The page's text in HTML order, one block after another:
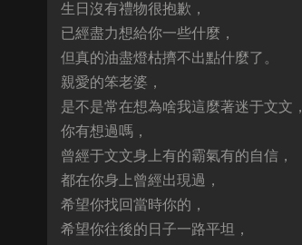
生日沒有禮物很抱歉，
已經盡力想給你一些什麼，
但真的油盡燈枯擠不出點什麼了。
親愛的笨老婆，
是不是常在想為啥我這麼著迷于文文，
你有想過嗎，
曾經于文文身上有的霸氣有的自信，
都在你身上曾經出現過，
希望你找回當時你的，
希望你往後的日子一路平坦，